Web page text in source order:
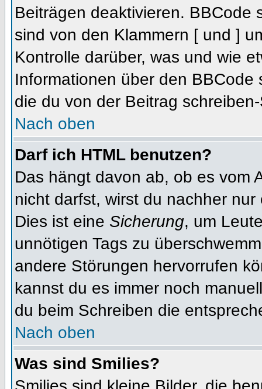
Beiträgen deaktivieren. BBCode
sind von den Klammern [ und ]
Kontrolle darüber, was und wie
Informationen über den
die du von der Beitrag
Nach oben
Darf ich HTML benutzen?
Das hängt davon ab, ob es vom
nicht darfst, wirst du nachher
Dies ist eine Sicherung, um
unnötigen Tags zu
andere Störungen hervorrufen
kannst du es immer noch
du beim Schreiben die
Nach oben
Was sind Smilies?